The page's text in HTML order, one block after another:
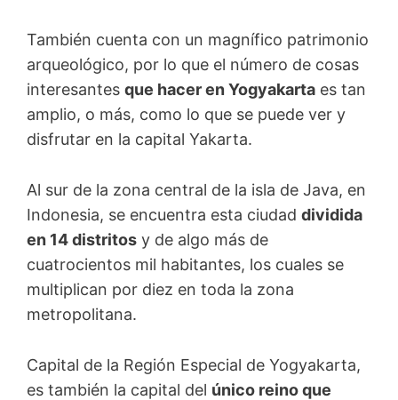
También cuenta con un magnífico patrimonio
arqueológico, por lo que el número de cosas
interesantes que hacer en Yogyakarta es tan
amplio, o más, como lo que se puede ver y
disfrutar en la capital Yakarta.
Al sur de la zona central de la isla de Java, en
Indonesia, se encuentra esta ciudad dividida
en 14 distritos y de algo más de
cuatrocientos mil habitantes, los cuales se
multiplican por diez en toda la zona
metropolitana.
Capital de la Región Especial de Yogyakarta,
es también la capital del único reino que